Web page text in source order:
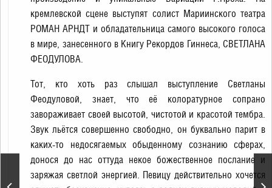
«Белоснежный бал
кремлевской сцене выступят солист Мариинского театра
РОМАН АРНДТ и обладательница самого высокого голоса
в мире, занесенного в Книгу Рекордов Гиннеса, СВЕТЛАНА
ФЕОДУЛОВА.
Тот, кто хоть раз слышал выступление Светланы
Феодуловой, знает, что её колоратурное сопрано
завораживает своей высотой, чистотой и красотой тембра.
Звук льётся совершенно свободно, он буквально парит в
каких-то недосягаемых обыденному сознанию сферах,
донося до нас оттуда некое божественное послание и
заряжая светлой энергией. Певицу действительно хочется